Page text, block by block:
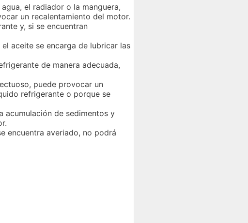
el radiador o la manguera,
un recalentamiento del motor.
y, si se encuentran
aceite se encarga de lubricar las
de manera adecuada,
puede provocar un
refrigerante o porque se
acumulación de sedimentos y
encuentra averiado, no podrá